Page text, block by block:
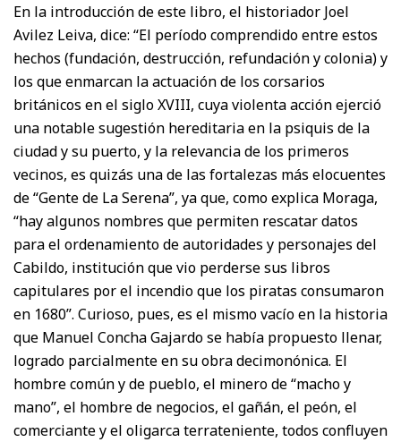
En la introducción de este libro, el historiador Joel
Avilez Leiva, dice: “El período comprendido entre estos
hechos (fundación, destrucción, refundación y colonia) y
los que enmarcan la actuación de los corsarios
británicos en el siglo XVIII, cuya violenta acción ejerció
una notable sugestión hereditaria en la psiquis de la
ciudad y su puerto, y la relevancia de los primeros
vecinos, es quizás una de las fortalezas más elocuentes
de “Gente de La Serena”, ya que, como explica Moraga,
“hay algunos nombres que permiten rescatar datos
para el ordenamiento de autoridades y personajes del
Cabildo, institución que vio perderse sus libros
capitulares por el incendio que los piratas consumaron
en 1680”. Curioso, pues, es el mismo vacío en la historia
que Manuel Concha Gajardo se había propuesto llenar,
logrado parcialmente en su obra decimonónica. El
hombre común y de pueblo, el minero de “macho y
mano”, el hombre de negocios, el gañán, el peón, el
comerciante y el oligarca terrateniente, todos confluyen